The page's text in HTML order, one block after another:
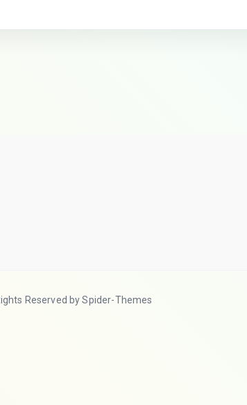
Reserved by Spider-Themes